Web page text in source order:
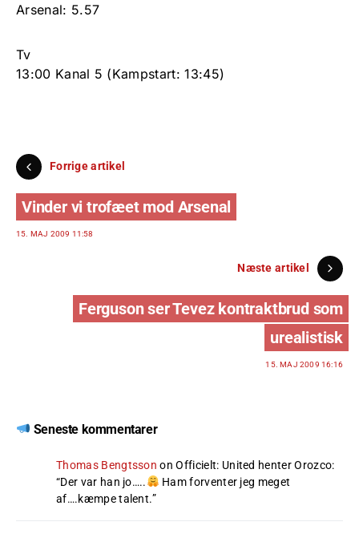
Arsenal: 5.57
Tv
13:00 Kanal 5 (Kampstart: 13:45)
Forrige artikel
Vinder vi trofæet mod Arsenal
15. MAJ 2009 11:58
Næste artikel
Ferguson ser Tevez kontraktbrud som
urealistisk
15. MAJ 2009 16:16
Seneste kommentarer
Thomas Bengtsson onOfficielt: United henter Orozco:
“Der var han jo…..
Ham forventer jeg meget
af….kæmpe talent.”